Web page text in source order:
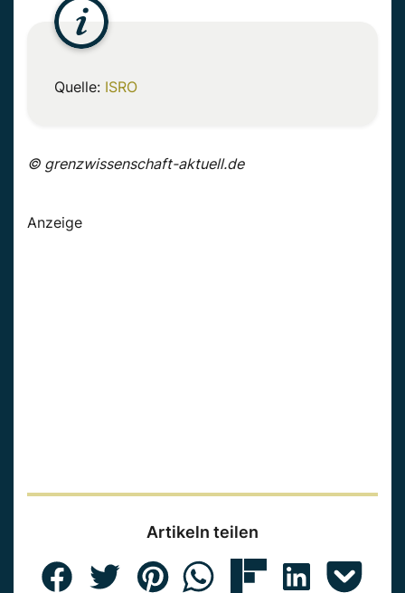
Quelle: ISRO
© grenzwissenschaft-aktuell.de
Anzeige
Artikeln teilen